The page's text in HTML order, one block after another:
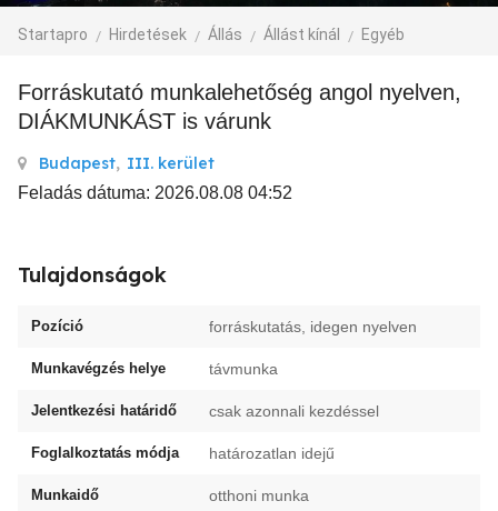
Startapro Hirdetések Állás Állást kínál Egyéb
Forráskutató munkalehetőség angol nyelven,
DIÁKMUNKÁST is várunk
Budapest, III. kerület
Feladás dátuma: 2026.08.08 04:52
Tulajdonságok
Pozíció forráskutatás, idegen nyelven
Munkavégzés helye távmunka
Jelentkezési határidő csak azonnali kezdéssel
Foglalkoztatás módja határozatlan idejű
Munkaidő otthoni munka